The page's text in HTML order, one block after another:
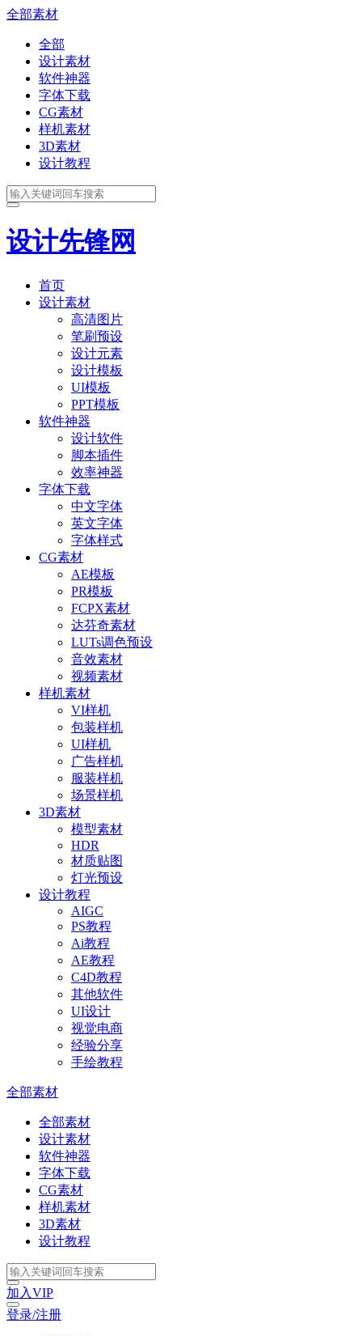
全部素材
全部
设计素材
软件神器
字体下载
CG素材
样机素材
3D素材
设计教程
设计先锋网
首页
设计素材
高清图片
笔刷预设
设计元素
设计模板
UI模板
PPT模板
软件神器
设计软件
脚本插件
效率神器
字体下载
中文字体
英文字体
字体样式
CG素材
AE模板
PR模板
FCPX素材
达芬奇素材
LUTs调色预设
音效素材
视频素材
样机素材
VI样机
包装样机
UI样机
广告样机
服装样机
场景样机
3D素材
模型素材
HDR
材质贴图
灯光预设
设计教程
AIGC
PS教程
Ai教程
AE教程
C4D教程
其他软件
UI设计
视觉电商
经验分享
手绘教程
全部素材
全部素材
设计素材
软件神器
字体下载
CG素材
样机素材
3D素材
设计教程
加入VIP
登录/注册